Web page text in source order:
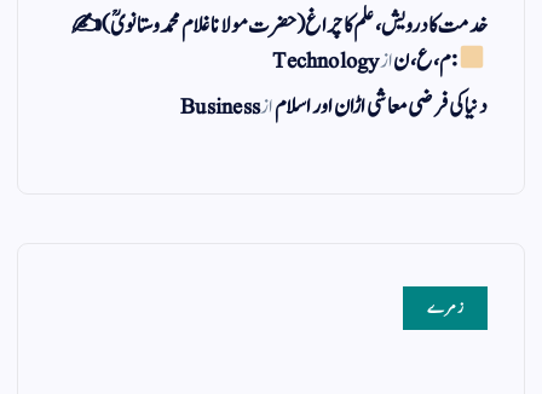
خدمت کا درویش، علم کا چراغ(حضرت مولانا غلام محمد وستانویؒ)✍
: م ، ع ، نازTechnology
دنیا کی فرضی معاشی اڑان اور اسلامازBusiness
زمرے